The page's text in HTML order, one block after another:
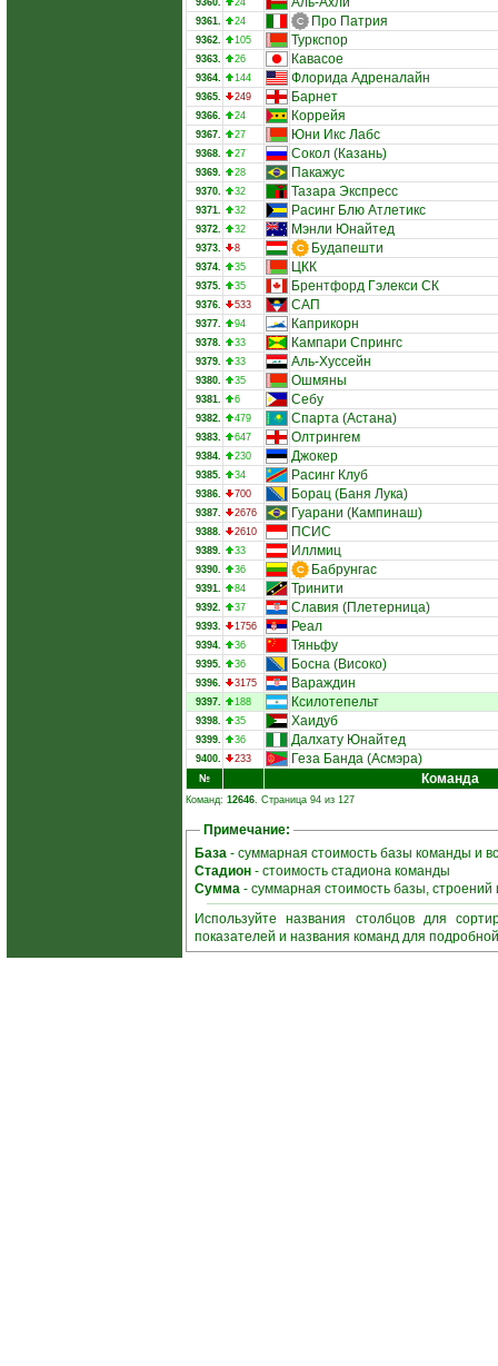
9360. 24
9361. 24 Про Патрия
9362. 105 Туркспор
9363. 26 Кавасое
9364. 144 Флорида Адреналайн
9365. 249 Барнет
9366. 24 Коррейя
9367. 27 Юни Икс Лабс
9368. 27 Сокол (Казань)
9369. 28 Пакажус
9370. 32 Тазара Экспресс
9371. 32 Расинг Блю Атлетикс
9372. 32 Мэнли Юнайтед
9373. 8 Будапешти
9374. 35 ЦКК
9375. 35 Брентфорд Гэлекси СК
9376. 533 САП
9377. 94 Каприкорн
9378. 33 Кампари Спрингс
9379. 33 А­ль-Хуссейн
9380. 35 Ошмяны
9381. 6 Себу
9382. 479 Спарта (Астана)
9383. 647 Олтрингем
9384. 230 Джокер
9385. 34 Расинг Клуб
9386. 700 Борац (Баня Лука)
9387. 2676 Гуарани (Кампинаш)
9388. 2610 ПСИС
9389. 33 Иллмиц
9390. 36 Бабрунгас
9391. 84 Тринити
9392. 37 Славия (Плетерница)
9393. 1756 Реал
9394. 36 Тяньфу
9395. 36 Босна (Високо)
9396. 3175 Вараждин
9397. 188 Ксилотепельт
9398. 35 Хаидуб
9399. 36 Далхату Юнайтед
9400. 233 Геза Банда (Асмэра)
№ Команда
Команд: 12646. Страница 94 из 127
Примечание:
База - суммарная стоимость базы команды и
Стадион - стоимость стадиона команды
Сумма - суммарная стоимость базы,
Используйте названия столбцов для
показателей и названия команд для